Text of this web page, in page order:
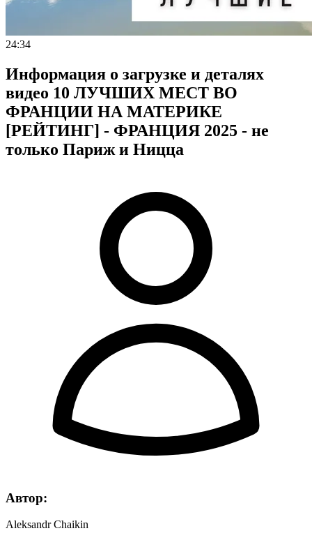
24:34
Информация о загрузке и деталях
видео 10 ЛУЧШИХ МЕСТ ВО
ФРАНЦИИ НА МАТЕРИКЕ
[РЕЙТИНГ] - ФРАНЦИЯ 2025 - не
только Париж и Ницца
Автор:
Aleksandr Chaikin